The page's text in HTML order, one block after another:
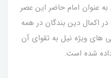
عنوان امام حاضر این عصر
اکمال دین بندگان در همه
های ویژه نیل به تقوای آن
شده است.